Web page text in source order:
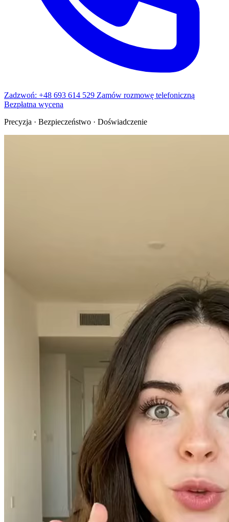
Zadzwoń: +48 693 614 529 Zamów rozmowę telefoniczną
Bezpłatna wycena
Precyzja · Bezpieczeństwo · Doświadczenie